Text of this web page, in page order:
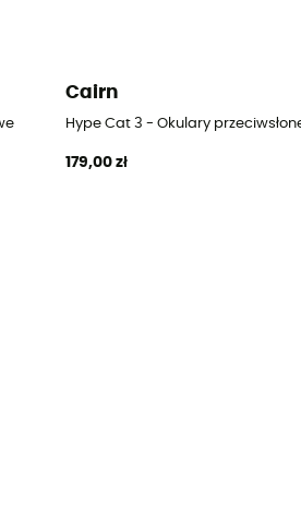
Cairn
Hype Cat 3 - Okulary
179,00 zł